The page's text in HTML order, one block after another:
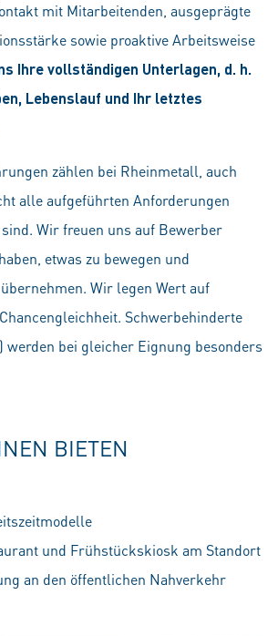
mit Mitarbeitenden, ausgeprägte
sowie proaktive Arbeitsweise
Ihre vollständigen Unterlagen, d. h.
Lebenslauf und Ihr letztes
zählen bei Rheinmetall, auch
alle aufgeführten Anforderungen
Wir freuen uns auf Bewerber
etwas zu bewegen und
Wir legen Wert auf
Schwerbehinderte
bei gleicher Eignung besonders
BIETEN
und Frühstückskiosk am Standort
an den öffentlichen Nahverkehr